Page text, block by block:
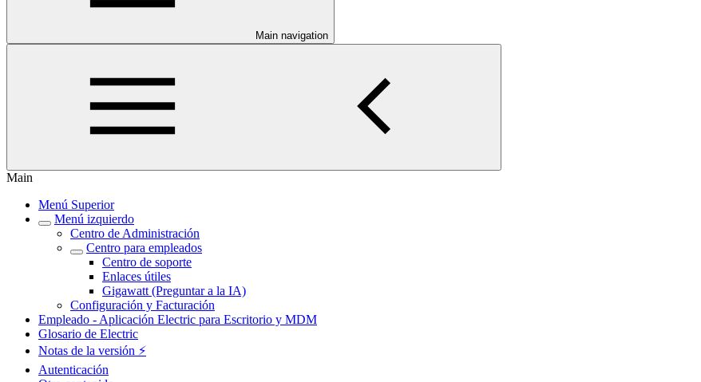
Main navigation
Main
Menú Superior
Menú izquierdo
Centro de Administración
Centro para empleados
Centro de soporte
Enlaces útiles
Gigawatt (Preguntar a la IA)
Configuración y Facturación
Empleado - Aplicación Electric para Escritorio y MDM
Glosario de Electric
Notas de la versión ⚡️
Autenticación